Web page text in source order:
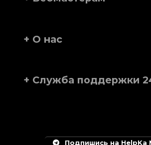
+ О нас
+ Служба поддержки
Подпишись на HelpKa